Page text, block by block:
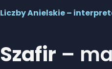
Liczby Anielskie –
Szafir –